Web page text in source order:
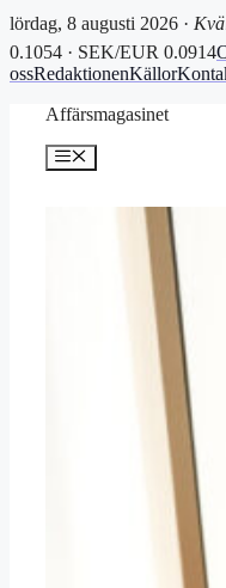
lördag, 8 augusti 2026 ·
0.1054 · SEK/EUR 0.0914
ossRedaktionenKällor
Affärsmagasinet
Meny